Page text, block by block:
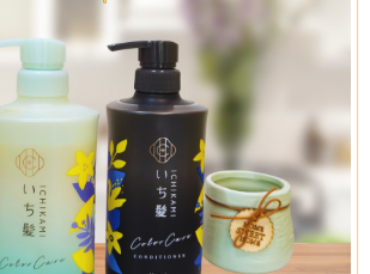
cetanol, natri citrat, chất lỏng
methylpolysiloxane polyme
glycol distearate, axit
Hoạt chất: kẽm pyrithione lỏng
khác: nước tinh khiết,
chloride, cetanol,
trùng hợp cao (1), rượu stearyl,
methylisothiazolinone
hương thơm, anhydrous citric acid,
axit kẽm, magiê L-aspartate,
bột ngọc trai